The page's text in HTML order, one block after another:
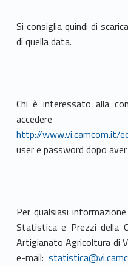
Si consiglia quindi di
di quella data.
Chi è interessato alla
accedere
http://www.vi.camcom.it/
user e password dopo
Per qualsiasi
Statistica e Prezzi della
Artigianato Agricoltura di
e-mail: